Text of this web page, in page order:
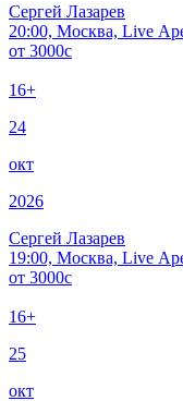
Сергей Лазарев
20:00, Москва, Live
от 3000c
16+
24
окт
2026
Сергей Лазарев
19:00, Москва, Live
от 3000c
16+
25
окт